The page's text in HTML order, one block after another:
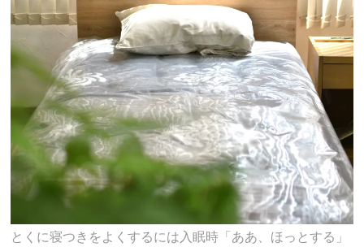
とくに寝つきをよくするには入眠時「ああ、ほっとする」